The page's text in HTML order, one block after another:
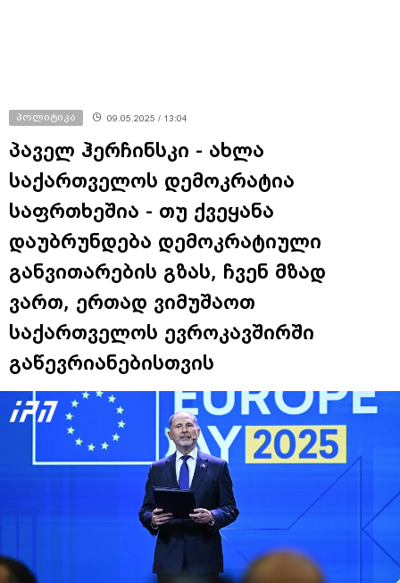
პოლიტიკა 09.05.2025 / 13:04
პაველ ჰერჩინსკი - ახლა
საქართველოს დემოკრატია
საფრთხეშია - თუ ქვეყანა
დაუბრუნდება დემოკრატიული
განვითარების გზას, ჩვენ მზად
ვართ, ერთად ვიმუშაოთ
საქართველოს ევროკავშირში
გაწევრიანებისთვის